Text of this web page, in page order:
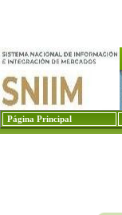
Página Principal